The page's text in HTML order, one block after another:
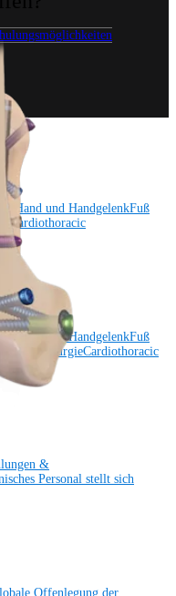
Hand und HandgelenkFuß
Cardiothoracic
Hand und HandgelenkFuß
ThoraxchirurgieCardiothoracic
&
Personal stellt sich
Offenlegung der